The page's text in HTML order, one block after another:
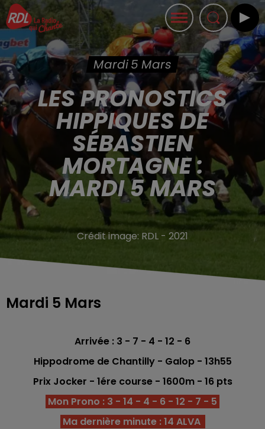
Mardi 5 Mars
LES PRONOSTICS
HIPPIQUES DE
SÉBASTIEN
MORTAGNE :
MARDI 5 MARS
Crédit image: RDL - 2021
Mardi 5 Mars
Arrivée : 3 - 7 - 4 - 12 - 6
Hippodrome de Chantilly - Galop - 13h55
Prix Jocker - 1ére course - 1600m - 16 pts
Mon Prono : 3 - 14 - 4 - 6 - 12 - 7 - 5
Ma dernière minute : 14 ALVA